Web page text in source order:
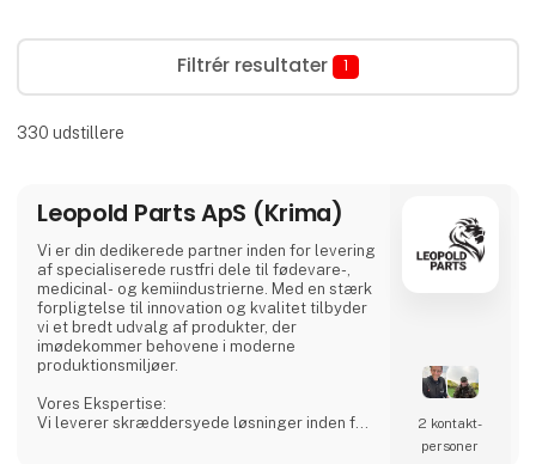
Filtrér resultater 1
330 udstillere
Leopold Parts ApS (Krima)
Vi er din dedikerede partner inden for levering
af specialiserede rustfri dele til fødevare-,
medicinal- og kemiindustrierne. Med en stærk
forpligtelse til innovation og kvalitet tilbyder
vi et bredt udvalg af produkter, der
imødekommer behovene i moderne
produktionsmiljøer.
Vores Ekspertise:
Vi leverer skræddersyede løsninger inden for
2 kontakt­
personer